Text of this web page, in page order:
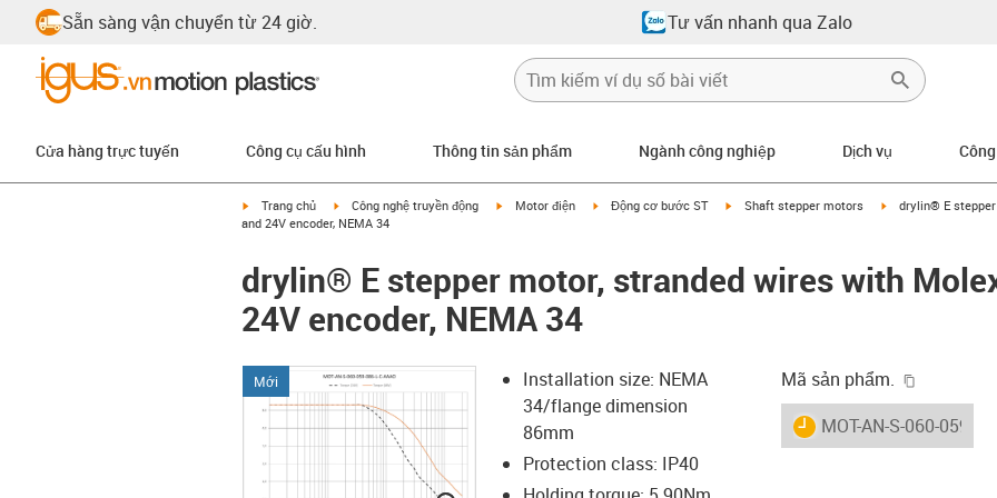
Sẵn sàng vận chuyển từ 24 giờ. Tư vấn nhanh qua Zalo
Cửa hàng trực tuyến Công cụ cấu hình Thông tin sản phẩm Ngành công nghiệp Dịch vụ
igus-icon-arrow-right
Trang chủ igus-icon-arrow-right
Công nghệ truyền động igus-icon-arrow-right
Motor điện igus-icon-arrow-right
Động cơ bước ST igus-icon-arrow-right
Shaft stepper motors igus-icon-arrow-
drylin® E
and 24V encoder, NEMA 34
drylin® E stepper motor, stranded wires with
24V encoder, NEMA 34
Mới
Installation size: NEMA
34/flange dimension
86mm
Protection class: IP40
Mã sản phẩm.
igus-icon-lieferzeit
MOT-AN-S-060-059-